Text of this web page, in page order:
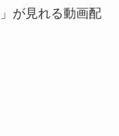
が見れる動画配